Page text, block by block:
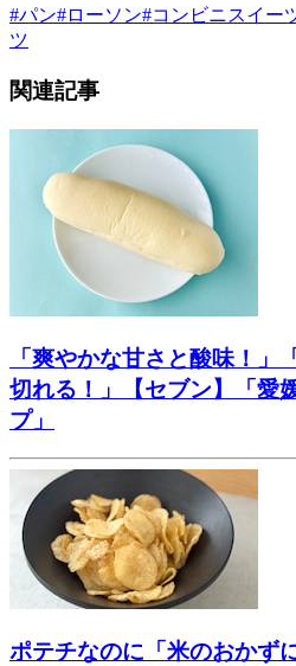
#パン#ローソン#コンビニスイー
ツ
関連記事
「爽やかな甘さと酸味！」
切れる！」【セブン】「愛
プ」
ポテチなのに「米のおかず